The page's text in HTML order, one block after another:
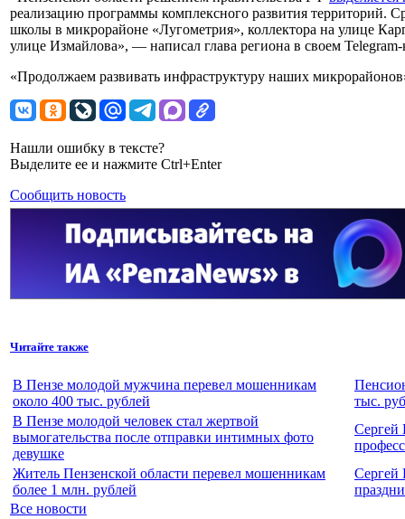
реализацию программы комплексного развития территорий.
школы в микрорайоне «Лугометрия», коллектора на улице
улице Измайлова», — написал глава региона в своем Telegram-
«Продолжаем развивать инфраструктуру наших
Нашли ошибку в тексте?
Выделите ее и нажмите Ctrl+Enter
Сообщить новость
Читайте также
В Пензе молодой мужчина перевел мошенникам
около 400 тыс. рублей
тыс.
В Пензе молодой человек стал жертвой
вымогательства после отправки интимных фото
девушке
Сергей
Житель Пензенской области перевел мошенникам
более 1 млн. рублей
Сергей
Все новости